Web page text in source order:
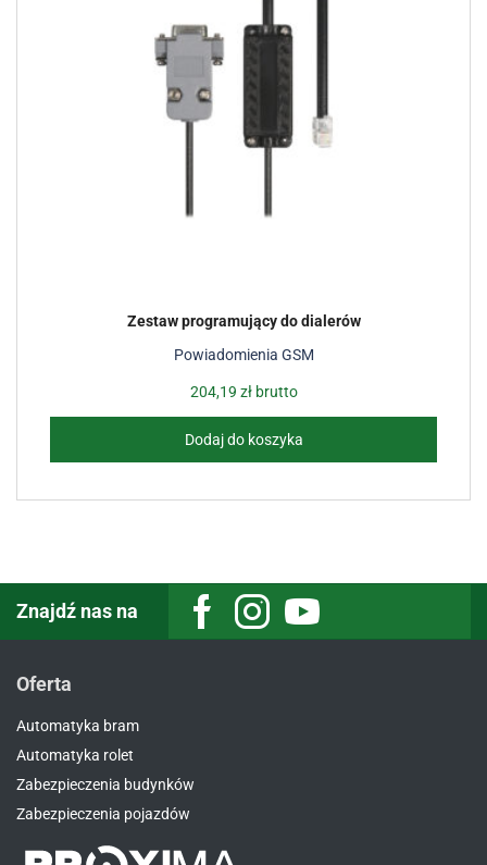
Powiadomienia GSM
Zestaw programujący do dialerów
204,19 złbrutto
Dodaj do koszyka
Znajdź nas na FacebookInstagramYoutube
Oferta
Automatyka bram
Automatyka rolet
Zabezpieczenia budynków
Zabezpieczenia pojazdów